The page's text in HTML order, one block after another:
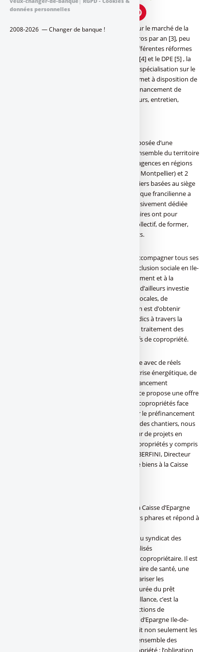
Avec un très fort besoin de financement sur le marché de la
copropriété de l’ordre de 7,6 milliards d’euros par an [3], peu
d’intervenants bancaires positionnés et différentes réformes
telles que les lois Climat et Résilience, Elan [4] et le DPE [5] , la
Caisse d’Epargne Ile-de-France, forte de sa spécialisation sur le
marché du financement des copropriétés met à disposition de
tout l’écosystème une offre complète de financement de
travaux : rénovation énergétique, ascenseurs, entretien,
Avec une direction des Copropriétés, composée d’une
trentaine de collaborateurs répartis sur l’ensemble du territoire
national avec 10 chargés d’affaires dont 6 agences en régions
(Lille, Nantes, Lyon, Bordeaux, Marseille et Montpellier) et 2
agences en charge du traitement des dossiers basées au siège
de la Caisse d’Epargne Ile-de-France, la banque francilienne a
constitué une Direction commerciale exclusivement dédiée
aux besoins du marché. Les Chargés d’Affaires ont pour
mission de faire connaître l’offre de prêt collectif, de former,
d’accompagner et de sensibiliser les syndics.
La banque s’est ainsi donnée pour but d’accompagner tous ses
clients vers la transition énergétique et l’inclusion sociale en Ile-
de-France afin de de participer au verdissement et à la
réhabilitation d’un parc vieillissant. Elle est d’ailleurs investie
dans le financement, avec les collectivités locales, de
copropriétés dites « fragiles ». Son ambition est d’obtenir
l’adhésion d’un plus grand nombre de syndics à travers la
digitalisation de l’ensemble des process de traitement des
dossiers de financement des prêts collectifs de copropriété.
« Le marché de la copropriété est complexe avec de réels
besoins et attentes. Dans un contexte de crise énergétique, de
forte demande avec des possibilités de financement
restreintes, la Caisse d’Epargne Ile-de-France propose une offre
qui répond en tout point aux besoins des copropriétés face
aux enjeux de rénovation énergétique. Par le préfinancement
des aides publiques versées à la réception des chantiers, nous
jouons pleinement notre rôle de facilitateur de projets en
donnant de la souplesse en amont aux copropriétés y compris
celles dites fragiles. » explique Christophe BERFINI, Directeur
des activités Syndics et Administrateurs de biens à la Caisse
L’offre à destination des copropriétés de la Caisse d’Epargne
Ile-de-France s’articule autour de 3 produits phares et répond à
Copro 100 : ce prêt est contracté au nom du syndicat des
copropriétaires avec des prélèvements réalisés
individuellement sur le compte de chaque copropriétaire. Il est
consenti sans limite d’âge, sans questionnaire de santé, une
garantie spécifique permettant de désolidariser les
copropriétaires entre eux et de choisir la durée du prêt
(comprise entre 3 à 20 ans). En cas de défaillance, c’est la
banque francilienne qui met en place les actions de
recouvrement. Aujourd’hui, seule la Caisse d’Epargne Ile-de-
France propose un tel dispositif qui satisfait non seulement les
syndics de copropriétés mais également l’ensemble des
copropriétaires. Eco Prêt à taux zéro copropriété : l’obligation
données personnelles
2008-2026 — Changer de banque !